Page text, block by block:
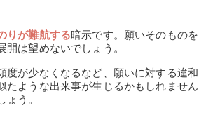
りが難航する暗示です。願いそのものを
は望めないでしょう。
度が少なくなるなど、願いに対する違和
たような出来事が生じるかもしれません
う。